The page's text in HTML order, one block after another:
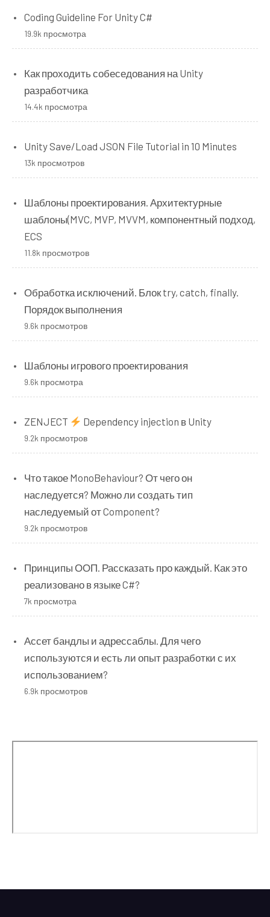
Coding Guideline For Unity C#
19.9k просмотра
Как проходить собеседования на Unity
разработчика
14.4k просмотра
Unity Save/Load JSON File Tutorial in 10 Minutes
13k просмотров
Шаблоны проектирования. Архитектурные
шаблоны(MVC, MVP, MVVM, компонентный подход,
ECS
11.8k просмотров
Обработка исключений. Блок try, catch, finally.
Порядок выполнения
9.6k просмотров
Шаблоны игрового проектирования
9.6k просмотра
ZENJECT Dependency injection в Unity
9.2k просмотров
Что такое MonoBehaviour? От чего он
наследуется? Можно ли создать тип
наследуемый от Component?
9.2k просмотров
Принципы ООП. Рассказать про каждый. Как это
реализовано в языке C#?
7k просмотра
Ассет бандлы и адрессаблы. Для чего
используются и есть ли опыт разработки с их
использованием?
6.9k просмотров